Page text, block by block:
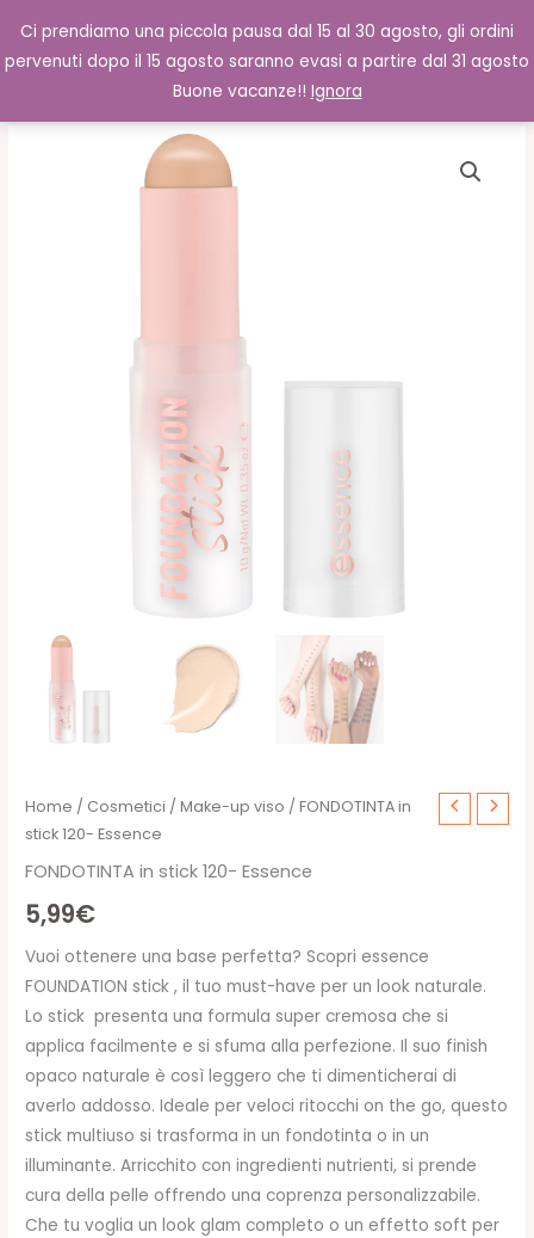
Ci prendiamo una piccola pausa dal 15 al 30 agosto, gli ordini
pervenuti dopo il 15 agosto saranno evasi a partire dal 31 agosto
Buone vacanze!! Ignora
contenuto
0,00€ Cerca
Home / Cosmetici /Make-up viso / FONDOTINTA in
stick 120- Essence
FONDOTINTA in stick 120- Essence
5,99€
Vuoi ottenere una base perfetta? Scopri essence
FOUNDATION stick , il tuo must-have per un look naturale.
Lo stick presenta una formula super cremosa che si
applica facilmente e si sfuma alla perfezione. Il suo finish
opaco naturale è così leggero che ti dimenticherai di
averlo addosso. Ideale per veloci ritocchi on the go, questo
stick multiuso si trasforma in un fondotinta o in un
illuminante. Arricchito con ingredienti nutrienti, si prende
cura della pelle offrendo una coprenza personalizzabile.
Che tu voglia un look glam completo o un effetto soft per